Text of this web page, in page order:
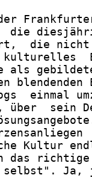
die
die
als
blendenden
einmal
über  sein
Kultur
das
Ja,